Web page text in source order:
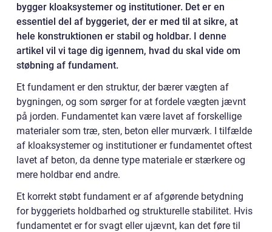
bygger kloaksystemer og institutioner. Det er en
essentiel del af byggeriet, der er med til at sikre, at
hele konstruktionen er stabil og holdbar. I denne
artikel vil vi tage dig igennem, hvad du skal vide om
støbning af fundament.
Et fundament er den struktur, der bærer vægten af
bygningen, og som sørger for at fordele vægten jævnt
på jorden. Fundamentet kan være lavet af forskellige
materialer som træ, sten, beton eller murværk. I tilfælde
af kloaksystemer og institutioner er fundamentet oftest
lavet af beton, da denne type materiale er stærkere og
mere holdbar end andre.
Et korrekt støbt fundament er af afgørende betydning
for byggeriets holdbarhed og strukturelle stabilitet. Hvis
fundamentet er for svagt eller ujævnt, kan det føre til